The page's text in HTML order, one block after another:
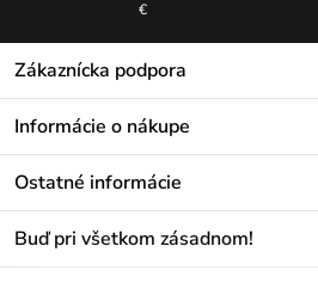
€
Zákaznícka podpora
info@vuch.sk
Informácie o nákupe
Materiály a údržba
Ostatné informácie
Buď pri všetkom zásadnom!